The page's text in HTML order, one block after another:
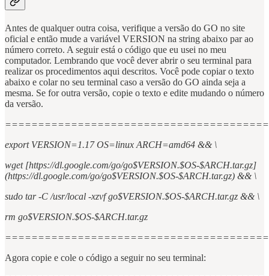
Antes de qualquer outra coisa, verifique a versão do GO no site
oficial e então mude a variável VERSION na string abaixo par ao
número correto. A seguir está o código que eu usei no meu
computador. Lembrando que você dever abrir o seu terminal para
realizar os procedimentos aqui descritos. Você pode copiar o texto
abaixo e colar no seu terminal caso a versão do GO ainda seja a
mesma. Se for outra versão, copie o texto e edite mudando o número
da versão.
export VERSION=1.17 OS=linux ARCH=amd64 && \
wget [https://dl.google.com/go/go$VERSION.$OS-$ARCH.tar.gz]
(https://dl.google.com/go/go$VERSION.$OS-$ARCH.tar.gz) && \
sudo tar -C /usr/local -xzvf go$VERSION.$OS-$ARCH.tar.gz && \
rm go$VERSION.$OS-$ARCH.tar.gz
Agora copie e cole o código a seguir no seu terminal: